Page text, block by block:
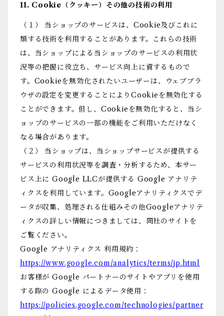
11. Cookie（クッキー）その他の技術の利用
（１） 当ショップのサービスは、Cookie及びこれに
類する技術を利用することがあります。これらの技術
は、当ショップによる当ショップのサービスの利用状
況等の把握に役立ち、サービス向上に資するもので
す。Cookieを無効化されたいユーザーは、ウェブブラ
ウザの設定を変更することによりCookieを無効化する
ことができます。但し、Cookieを無効化すると、当シ
ョップのサービスの一部の機能をご利用いただけなく
なる場合があります。
（２） 当ショップは、当ショップサービスが提供する
サービスの利用状況等を調査・分析するため、本サー
ビス上に Google LLCが提供する Google アナリテ
ィクスを利用しています。Googleアナリティクスでデ
ータが収集、処理される仕組みその他Googleアナリテ
ィクスの詳しい情報につきましては、同社のサイトを
ご覧ください。
Google アナリティクス 利用規約：
https://www.google.com/analytics/terms/jp.html
お客様が Google パートナーのサイトやアプリを使用
する際の Google によるデータ使用：
https://policies.google.com/technologies/partner